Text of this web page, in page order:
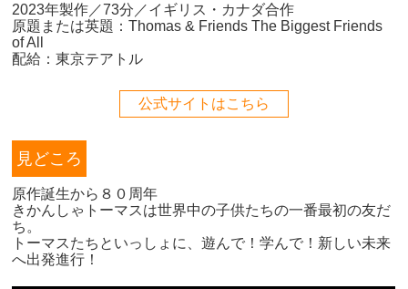
2023年製作／73分／イギリス・カナダ合作
原題または英題：Thomas & Friends The Biggest Friends
of All
配給：東京テアトル
公式サイトはこちら
見どころ
原作誕生から８０周年
きかんしゃトーマスは世界中の子供たちの一番最初の友だ
ち。
トーマスたちといっしょに、遊んで！学んで！新しい未来
へ出発進行！